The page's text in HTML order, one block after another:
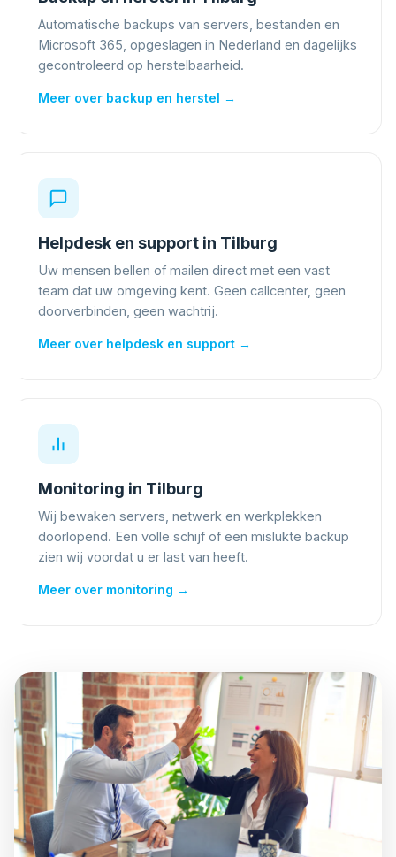
Automatische backups van servers, bestanden en
Microsoft 365, opgeslagen in Nederland en dagelijks
gecontroleerd op herstelbaarheid.
Meer over backup en herstel →
Helpdesk en support in Tilburg
Uw mensen bellen of mailen direct met een vast
team dat uw omgeving kent. Geen callcenter, geen
doorverbinden, geen wachtrij.
Meer over helpdesk en support →
Monitoring in Tilburg
Wij bewaken servers, netwerk en werkplekken
doorlopend. Een volle schijf of een mislukte backup
zien wij voordat u er last van heeft.
Meer over monitoring →